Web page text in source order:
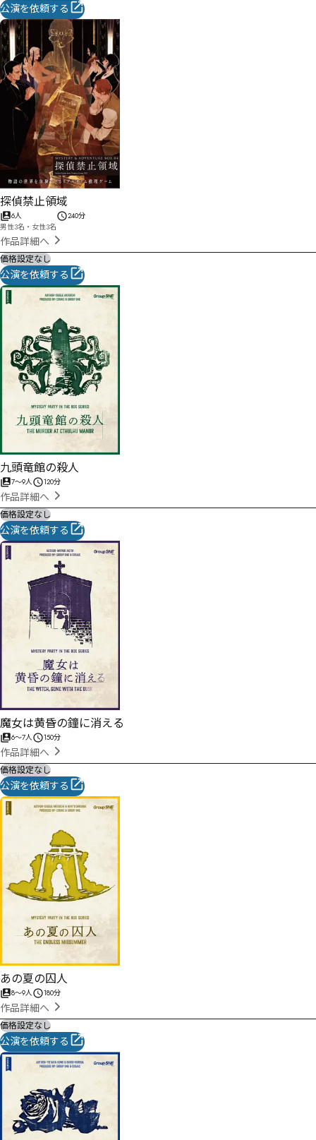
公演を依頼する
探偵禁止領域
6人
男性3名・女性3名
240分
作品詳細へ
価格設定なし
公演を依頼する
九頭竜館の殺人
7〜9人 120分
作品詳細へ
価格設定なし
公演を依頼する
魔女は黄昏の鐘に消える
6〜7人 150分
作品詳細へ
価格設定なし
公演を依頼する
あの夏の囚人
8〜9人 180分
作品詳細へ
価格設定なし
公演を依頼する